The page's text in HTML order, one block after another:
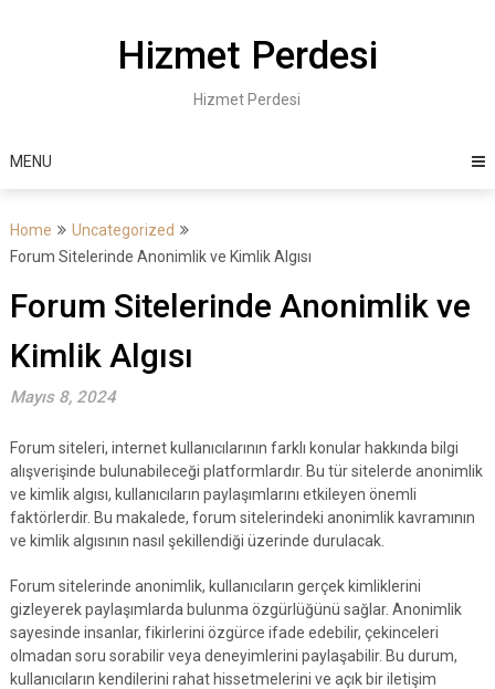
Hizmet Perdesi
Hizmet Perdesi
MENU
Home
Uncategorized
Forum Sitelerinde Anonimlik ve Kimlik Algısı
Forum Sitelerinde Anonimlik ve
Kimlik Algısı
Mayıs 8, 2024
Forum siteleri, internet kullanıcılarının farklı konular hakkında bilgi
alışverişinde bulunabileceği platformlardır. Bu tür sitelerde anonimlik
ve kimlik algısı, kullanıcıların paylaşımlarını etkileyen önemli
faktörlerdir. Bu makalede, forum sitelerindeki anonimlik kavramının
ve kimlik algısının nasıl şekillendiği üzerinde durulacak.
Forum sitelerinde anonimlik, kullanıcıların gerçek kimliklerini
gizleyerek paylaşımlarda bulunma özgürlüğünü sağlar. Anonimlik
sayesinde insanlar, fikirlerini özgürce ifade edebilir, çekinceleri
olmadan soru sorabilir veya deneyimlerini paylaşabilir. Bu durum,
kullanıcıların kendilerini rahat hissetmelerini ve açık bir iletişim